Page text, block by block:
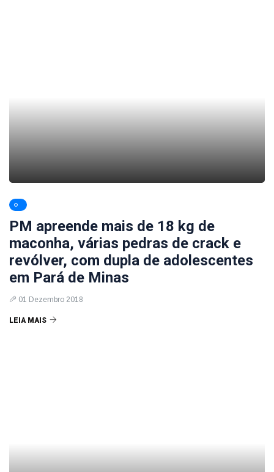
PM apreende mais de 18 kg de
maconha, várias pedras de crack e
revólver, com dupla de adolescentes
em Pará de Minas
01 Dezembro 2018
LEIA MAIS